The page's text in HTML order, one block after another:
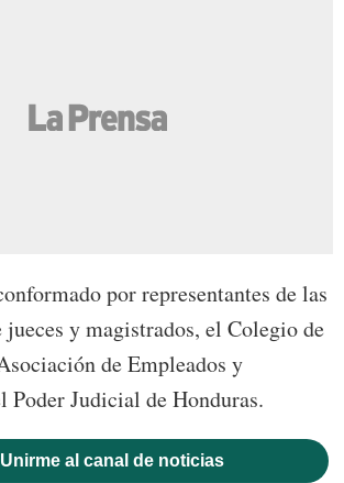
por representantes de las
jueces y magistrados, el Colegio de
de Empleados y
Poder Judicial de Honduras.
Unirme al canal de noticias